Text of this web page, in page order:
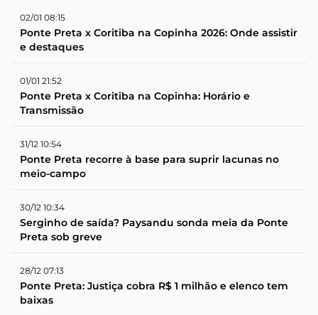
02/01 08:15
Ponte Preta x Coritiba na Copinha 2026: Onde assistir
e destaques
01/01 21:52
Ponte Preta x Coritiba na Copinha: Horário e
Transmissão
31/12 10:54
Ponte Preta recorre à base para suprir lacunas no
meio-campo
30/12 10:34
Serginho de saída? Paysandu sonda meia da Ponte
Preta sob greve
28/12 07:13
Ponte Preta: Justiça cobra R$ 1 milhão e elenco tem
baixas